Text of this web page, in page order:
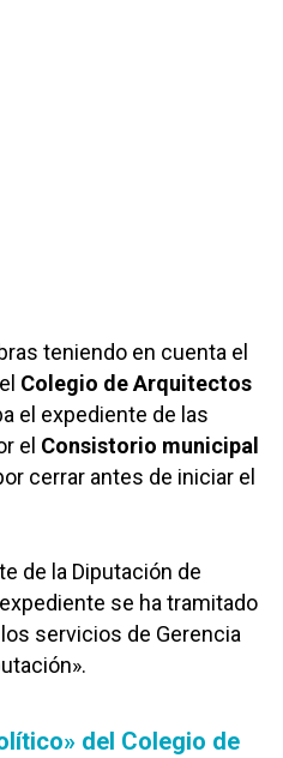
teniendo en cuenta el
Colegio de Arquitectos
el expediente de las
el Consistorio municipal
cerrar antes de iniciar el
de la Diputación de
se ha tramitado
servicios de Gerencia
del Colegio de